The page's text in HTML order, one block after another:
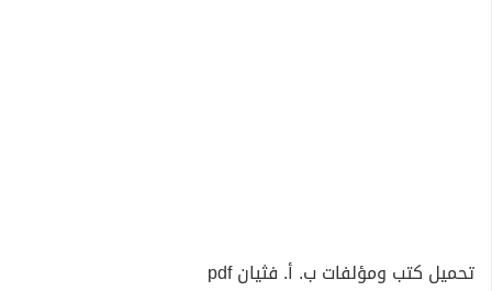
تحميل كتب ومؤلفات ب. أ. فثيان pdf